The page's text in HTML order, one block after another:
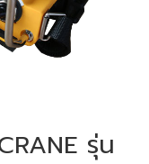
รุ่น